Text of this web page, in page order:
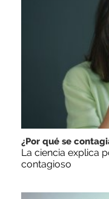
¿Por qué se
La ciencia explica
contagioso